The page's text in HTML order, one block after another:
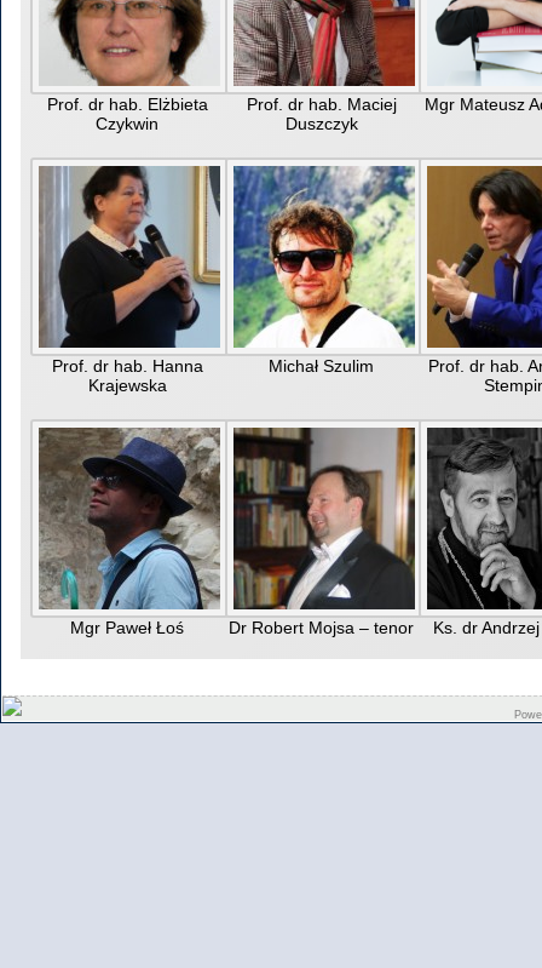
Prof. dr hab. Elżbieta
Czykwin
Prof. dr hab. Maciej
Duszczyk
Mgr Mateusz
Prof. dr hab. Hanna
Krajewska
Michał Szulim
Prof. dr hab.
Mgr Paweł Łoś Dr Robert Mojsa – tenor Ks. dr